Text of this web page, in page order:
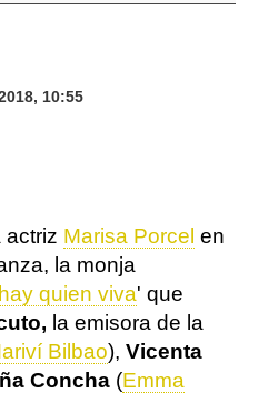
10:55
actriz Marisa Porcel en
la monja
quien viva' que
la emisora de la
Bilbao), Vicenta
Concha (Emma